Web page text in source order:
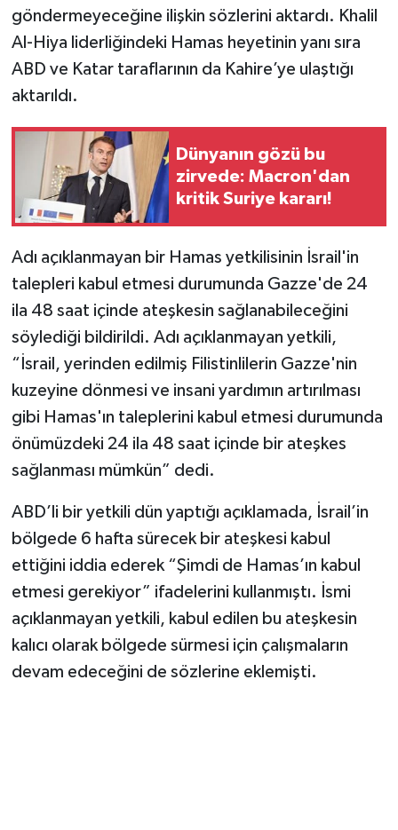
göndermeyeceğine ilişkin sözlerini aktardı. Khalil
Al-Hiya liderliğindeki Hamas heyetinin yanı sıra
ABD ve Katar taraflarının da Kahire’ye ulaştığı
aktarıldı.
Dünyanın gözü bu
zirvede: Macron'dan
kritik Suriye kararı!
Adı açıklanmayan bir Hamas yetkilisinin İsrail'in
talepleri kabul etmesi durumunda Gazze'de 24
ila 48 saat içinde ateşkesin sağlanabileceğini
söylediği bildirildi. Adı açıklanmayan yetkili,
“İsrail, yerinden edilmiş Filistinlilerin Gazze'nin
kuzeyine dönmesi ve insani yardımın artırılması
gibi Hamas'ın taleplerini kabul etmesi durumunda
önümüzdeki 24 ila 48 saat içinde bir ateşkes
sağlanması mümkün” dedi.
ABD’li bir yetkili dün yaptığı açıklamada, İsrail’in
bölgede 6 hafta sürecek bir ateşkesi kabul
ettiğini iddia ederek “Şimdi de Hamas’ın kabul
etmesi gerekiyor” ifadelerini kullanmıştı. İsmi
açıklanmayan yetkili, kabul edilen bu ateşkesin
kalıcı olarak bölgede sürmesi için çalışmaların
devam edeceğini de sözlerine eklemişti.